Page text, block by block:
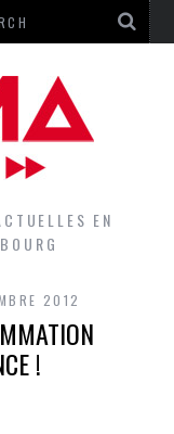
EN
2012
!